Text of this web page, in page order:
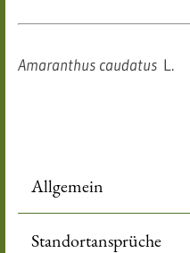
Amaranthus caudatus L.
Allgemein
Standortansprüche